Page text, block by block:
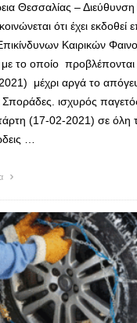
Θεσσαλίας – Διεύθυνση
ότι έχει εκδοθεί
Καιρικών
το οποίο προβλέπονται
μέχρι αργά το
Σποράδες. ισχυρός
(17-02-2021) σε όλη
…